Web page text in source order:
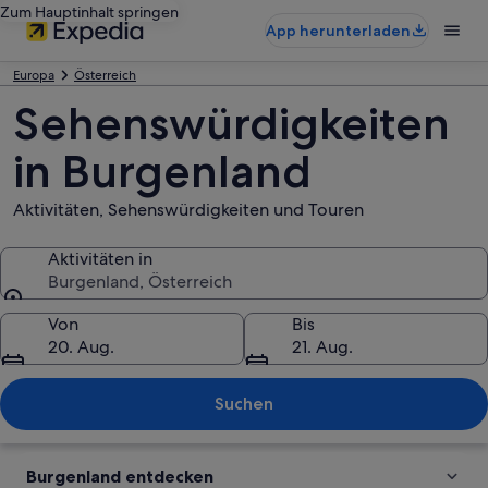
Zum Hauptinhalt springen
App herunterladen
Europa Österreich
Sehenswürdigkeiten
in Burgenland
Aktivitäten, Sehenswürdigkeiten und Touren
Aktivitäten in
Burgenland, Österreich
Aktivitäten in
Von
20. Aug.
Bis
21. Aug.
Suchen
Burgenland entdecken